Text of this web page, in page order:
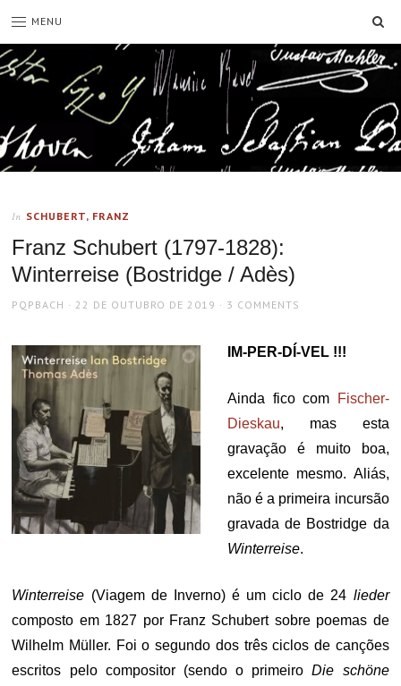
MENU
In SCHUBERT, FRANZ
Franz Schubert (1797-1828):
Winterreise (Bostridge / Adès)
AUTHOR
PQPBACH
POSTED
22 DE OUTUBRO DE 2019 3 COMMENTS
IM-PER-DÍ-VEL !!!
Ainda fico com
Fischer-
Dieskau, mas esta
gravação é muito boa,
excelente mesmo. Aliás,
não é a primeira incursão
gravada de Bostridge da
Winterreise.
Winterreise (Viagem de Inverno) é um ciclo de 24 lieder
composto em 1827 por Franz Schubert sobre poemas de
Wilhelm Müller. Foi o segundo dos três ciclos de canções
escritos pelo compositor (sendo o primeiroDie schöne